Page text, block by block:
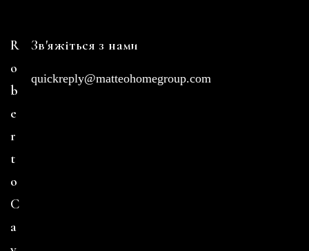
R
o
b
e
r
t
o
C
a
Зв'яжіться з нами
quickreply@matteohomegroup.com